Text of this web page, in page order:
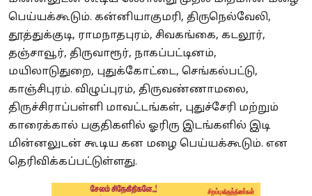
பெய்யக்கூடும். கன்னியாகுமரி, திருநெல்வேலி,
தூத்துக்குடி, ராமநாதபுரம், சிவகங்கை, கடலூர்,
தஞ்சாவூர், திருவாரூர், நாகப்பட்டினம்,
மயிலாடுதுறை, புதுக்கோட்டை, செங்கல்பட்டு,
காஞ்சிபுரம். விழுப்புரம், திருவண்ணாமலை,
திருச்சிராப்பள்ளி மாவட்டங்கள், புதுச்சேரி மற்றும்
காரைக்கால் பகுதிகளில் ஓரிரு இடங்களில் இடி
மின்னலுடன் கூடிய கன மழை பெய்யக்கூடும். என
தெரிவிக்கப்பட்டுள்ளது.